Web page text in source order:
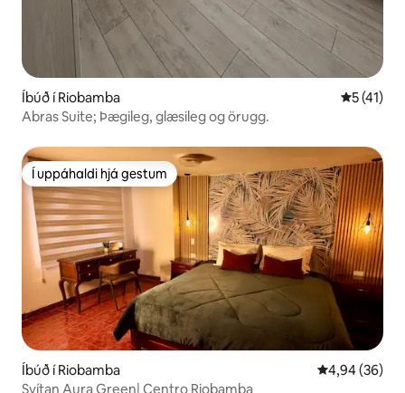
Íbúð í Riobamba 5 af 5 í
5 (41)
Abras Suite; Þægileg, glæsileg og örugg.
Í uppáhaldi hjá gestum
Í uppáhaldi hjá gestum
Íbúð í Riobamba 4,94 af 5 í
4,94 (36)
Svítan Aura Green| Centro Riobamba